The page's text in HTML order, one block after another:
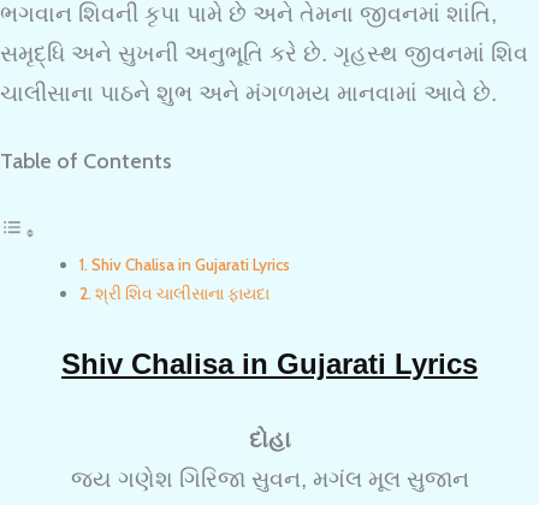
Website
ભગવાન શિવની કૃપા પામે છે અને તેમના જીવનમાં શાંતિ,
સમૃદ્ધિ અને સુખની અનુભૂતિ કરે છે. ગૃહસ્થ જીવનમાં શિવ
ચાલીસાના પાઠને શુભ અને મંગળમય માનવામાં આવે છે.
Table of Contents
Shiv Chalisa in Gujarati Lyrics
શ્રી શિવ ચાલીસાના ફાયદા
Shiv Chalisa in Gujarati Lyrics
દોહા
જય ગણેશ ગિરિજા સુવન, મગંલ મૂલ સુજાન